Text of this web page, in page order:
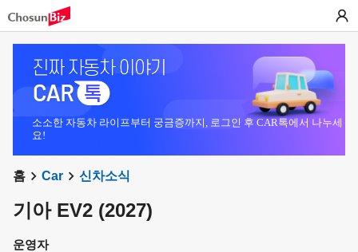
소소한 자동차 라이프부터 궁금증까지, 로그인 후 CAR톡에서 나누세
요!
홈 Car 신차소식
기아 EV2 (2027)
운영자